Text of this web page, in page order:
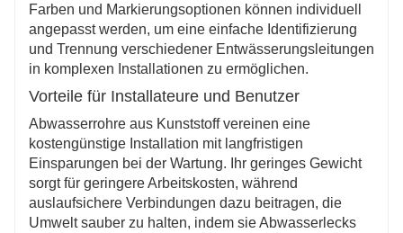
Farben und Markierungsoptionen können individuell
angepasst werden, um eine einfache Identifizierung
und Trennung verschiedener Entwässerungsleitungen
in komplexen Installationen zu ermöglichen.
Vorteile für Installateure und Benutzer
Abwasserrohre aus Kunststoff vereinen eine
kostengünstige Installation mit langfristigen
Einsparungen bei der Wartung. Ihr geringes Gewicht
sorgt für geringere Arbeitskosten, während
auslaufsichere Verbindungen dazu beitragen, die
Umwelt sauber zu halten, indem sie Abwasserlecks